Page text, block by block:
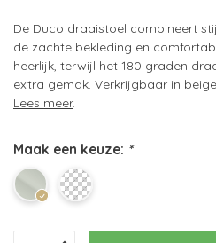
De Duco draaistoel combineert
de zachte bekleding en
heerlijk, terwijl het 180 graden
extra gemak. Verkrijgbaar in
Lees meer.
Maak een keuze: *